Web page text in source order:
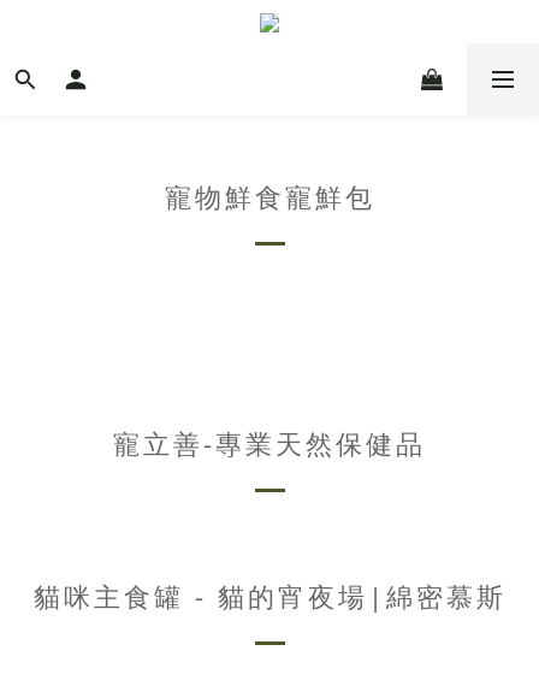
寵物鮮食寵鮮包
寵立善-專業天然保健品
貓咪主食罐 - 貓的宵夜場|綿密慕斯